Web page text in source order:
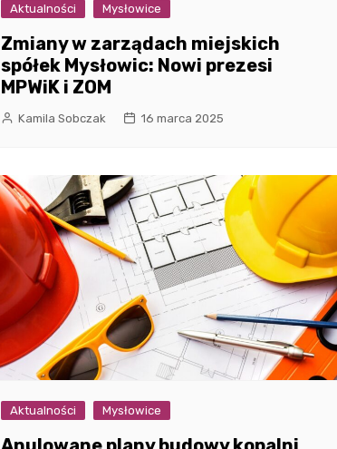
Aktualności Mysłowice
Zmiany w zarządach miejskich
spółek Mysłowic: Nowi prezesi
MPWiK i ZOM
Kamila Sobczak 16 marca 2025
Aktualności Mysłowice